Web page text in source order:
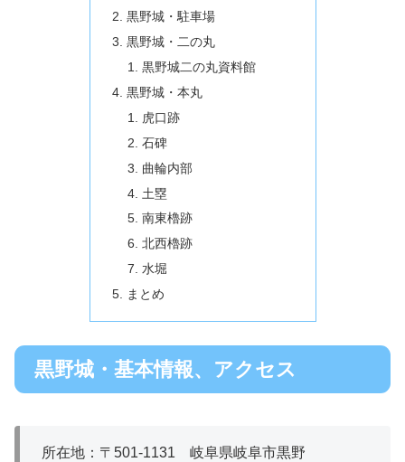
黒野城・駐車場
黒野城・二の丸
黒野城二の丸資料館
黒野城・本丸
虎口跡
石碑
曲輪内部
土塁
南東櫓跡
北西櫓跡
水堀
まとめ
黒野城・基本情報、アクセス
所在地：〒501‐1131 岐阜県岐阜市黒野